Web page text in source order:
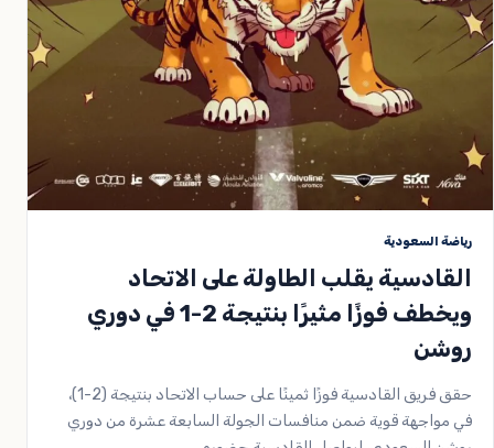
رياضة السعودية
القادسية يقلب الطاولة على الاتحاد
ويخطف فوزًا مثيرًا بنتيجة 2-1 في دوري
روشن
حقق فريق القادسية فوزًا ثمينًا على حساب الاتحاد بنتيجة (2-1)،
في مواجهة قوية ضمن منافسات الجولة السابعة عشرة من دوري